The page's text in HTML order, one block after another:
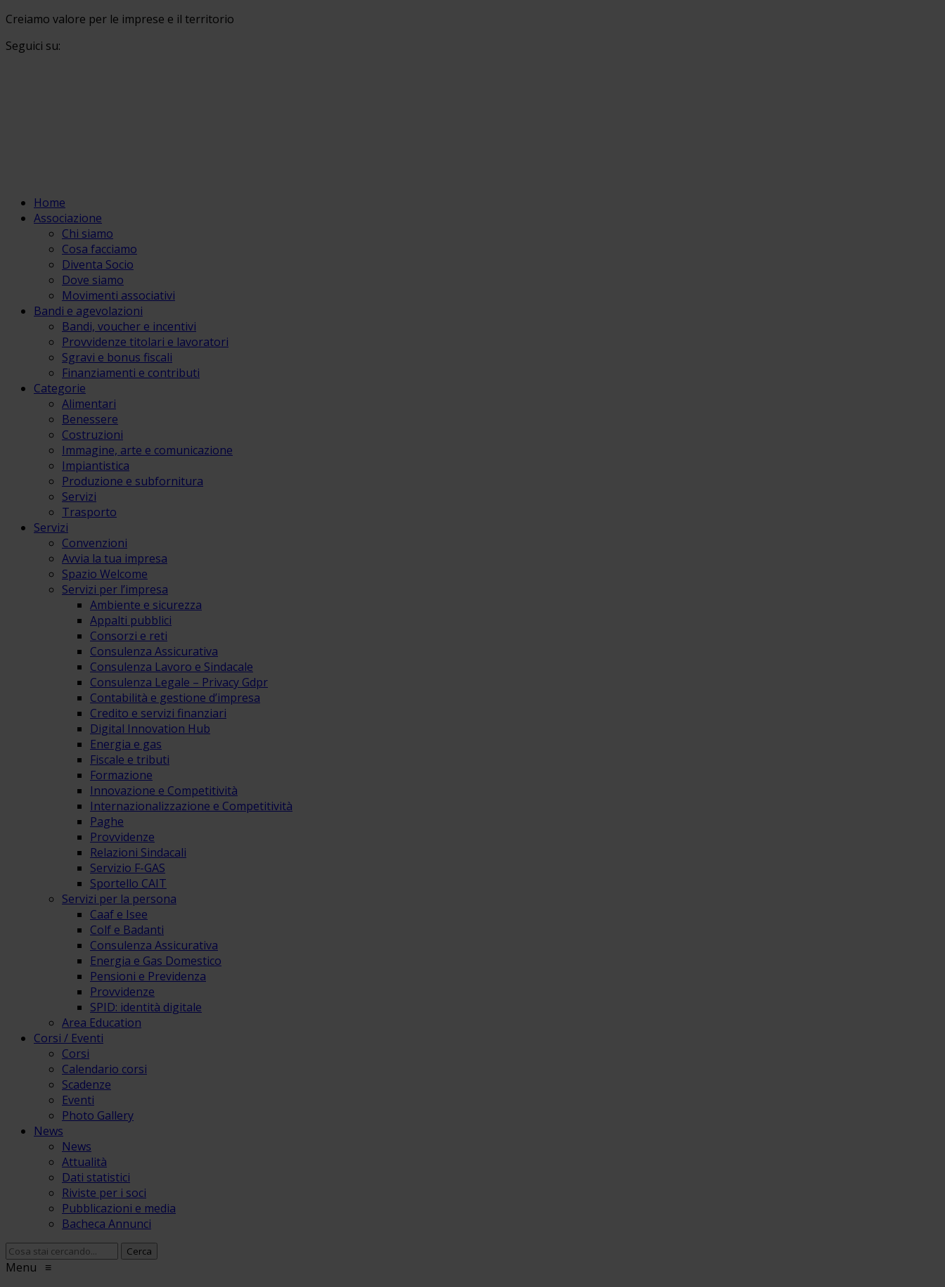
Creiamo valore per le imprese e il territorio
Seguici su:
Home
Associazione
Chi siamo
Cosa facciamo
Diventa Socio
Dove siamo
Movimenti associativi
Bandi e agevolazioni
Bandi, voucher e incentivi
Provvidenze titolari e lavoratori
Sgravi e bonus fiscali
Finanziamenti e contributi
Categorie
Alimentari
Benessere
Costruzioni
Immagine, arte e comunicazione
Impiantistica
Produzione e subfornitura
Servizi
Trasporto
Servizi
Convenzioni
Avvia la tua impresa
Spazio Welcome
Servizi per l’impresa
Ambiente e sicurezza
Appalti pubblici
Consorzi e reti
Consulenza Assicurativa
Consulenza Lavoro e Sindacale
Consulenza Legale – Privacy Gdpr
Contabilità e gestione d’impresa
Credito e servizi finanziari
Digital Innovation Hub
Energia e gas
Fiscale e tributi
Formazione
Innovazione e Competitività
Internazionalizzazione e Competitività
Paghe
Provvidenze
Relazioni Sindacali
Servizio F-GAS
Sportello CAIT
Servizi per la persona
Caaf e Isee
Colf e Badanti
Consulenza Assicurativa
Energia e Gas Domestico
Pensioni e Previdenza
Provvidenze
SPID: identità digitale
Area Education
Corsi / Eventi
Corsi
Calendario corsi
Scadenze
Eventi
Photo Gallery
News
News
Attualità
Dati statistici
Riviste per i soci
Pubblicazioni e media
Bacheca Annunci
Menu ≡